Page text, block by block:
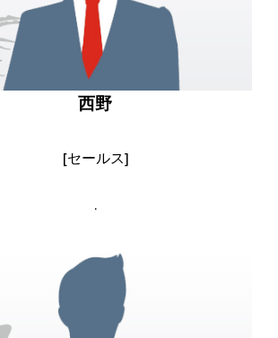
西野
[セールス]
.